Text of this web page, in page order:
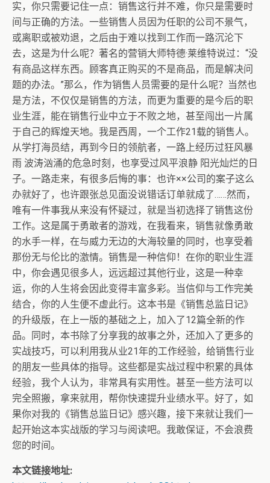
实，你只需要记住一点：销售这行并不难，你只是需要时
间与正确的方法。一些销售人员因为任职的公司不景气，
或离职或被劝退，之后由于难以找到工作而一路沉沦下
去，这是为什么呢？著名的营销大师特德·莱维特说过：“没
有商品这样东西。顾客真正购买的不是商品，而是解决问
题的办法。”那么，作为销售人员需要的是什么呢？当然也
是方法，不仅仅是销售的方法，而更为重要的是今后的职
业生涯，能在销售行业中立于不败之地，甚至闯出一片属
于自己的辉煌天地。我是西周，一个工作21载的销售人。
从学打海员结，再到今日的领航者，一路上经历过狂风暴
雨 波涛汹涌的危急时刻，也享受过风平浪静 阳光灿烂的日
子。一路走来，有很多后悔的事：也许××公司的案子这么
办就好了，也许跟张总见面没说错话订单就成了……然而，
唯有一件事我从来没有怀疑过，就是当初选择了销售这份
工作。这是属于勇敢者的游戏，在我看来，销售就像勇敢
的水手一样，在与威力无边的大海较量的同时，也享受着
那份无与伦比的激情。销售是一种信仰！在你的职业生涯
中，你会遇见很多人，远远超过其他行业，这是一种幸
运，你的人生将会因此变得丰富多彩。当信仰与工作完美
结合，你的人生便不虚此行。这本书是《销售总监日记》
的升级版，在上一版的基础之上，加入了12篇全新的作
品。同时，本书除了分享我的故事之外，还加入了更多的
实战技巧，可以利用我从业21年的工作经验，给销售行业
的朋友一些具体的指导。这些都是实战过程中积累的具体
经验，我个人认为，非常具有实用性。甚至一些方法可以
完全照搬，拿来就用，帮你快速提升业绩水平。好了，如
果你对我的《销售总监日记》感兴趣，接下来就让我们一
起开始这本实战版的学习与阅读吧。我敢保证，不会浪费
您的时间。
本文链接地址: